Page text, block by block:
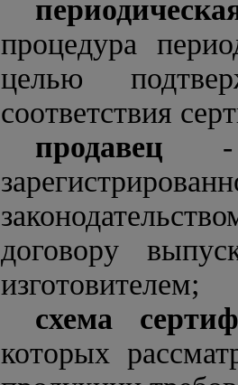
процедура
целью
соответствия
продавец -
договору
изготовителем;
схема
которых